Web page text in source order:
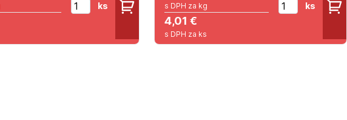
ks s DPH za kg
4,01 €
s DPH za ks
ks